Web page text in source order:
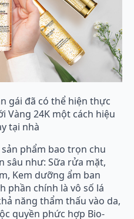
gái đã có thể hiện thực
Vàng 24K một cách hiệu
tại nhà
phẩm bao trọn chu
sâu như: Sữa rửa mặt,
Kem dưỡng ẩm ban
phần chính là vô số lá
năng thẩm thấu vào da,
quyền phức hợp Bio-